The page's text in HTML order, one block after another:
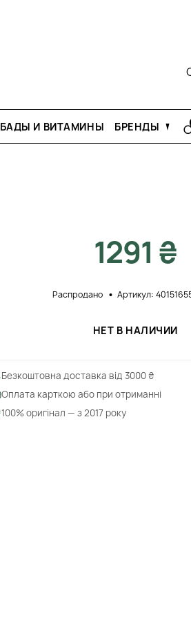
БАДЫ И ВИТАМИНЫ БРЕНДЫ
1291 ₴
Распродано Артикул:
НЕТ В НАЛИЧИИ
Безкоштовна доставка від 3000 ₴
Оплата карткою або при отриманні
100% оригінал — з 2017 року